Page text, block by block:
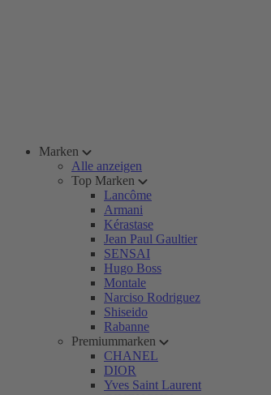
Marken
Alle anzeigen
Top Marken
Lancôme
Armani
Kérastase
Jean Paul Gaultier
SENSAI
Hugo Boss
Montale
Narciso Rodriguez
Shiseido
Rabanne
Premiummarken
CHANEL
DIOR
Yves Saint Laurent